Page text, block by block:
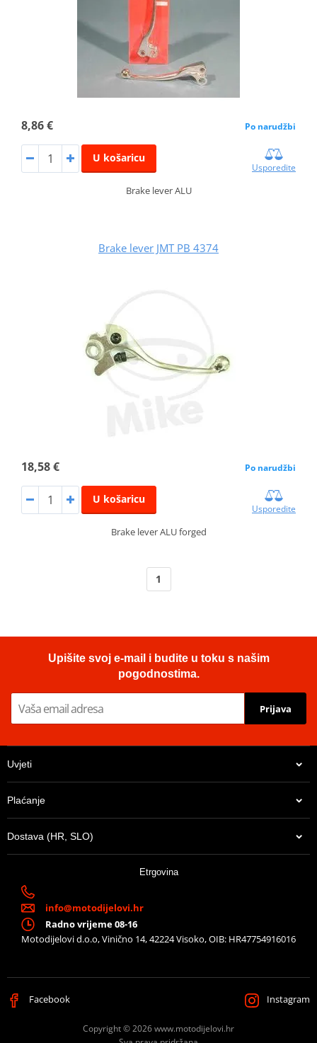
8,86 € Po narudžbi
U košaricu
Usporedite
Brake lever ALU
Brake lever JMT PB 4374
18,58 € Po narudžbi
U košaricu
Usporedite
Brake lever ALU forged
1
Upišite svoj e-mail i budite u toku s našim
pogodnostima.
Prijava
Uvjeti
Plaćanje
Dostava (HR, SLO)
Etrgovina
info@motodijelovi.hr
Radno vrijeme 08-16
Motodijelovi d.o.o, Vinično 14, 42224 Visoko, OIB: HR47754916016
Facebook Instagram
Copyright © 2026 www.motodijelovi.hr